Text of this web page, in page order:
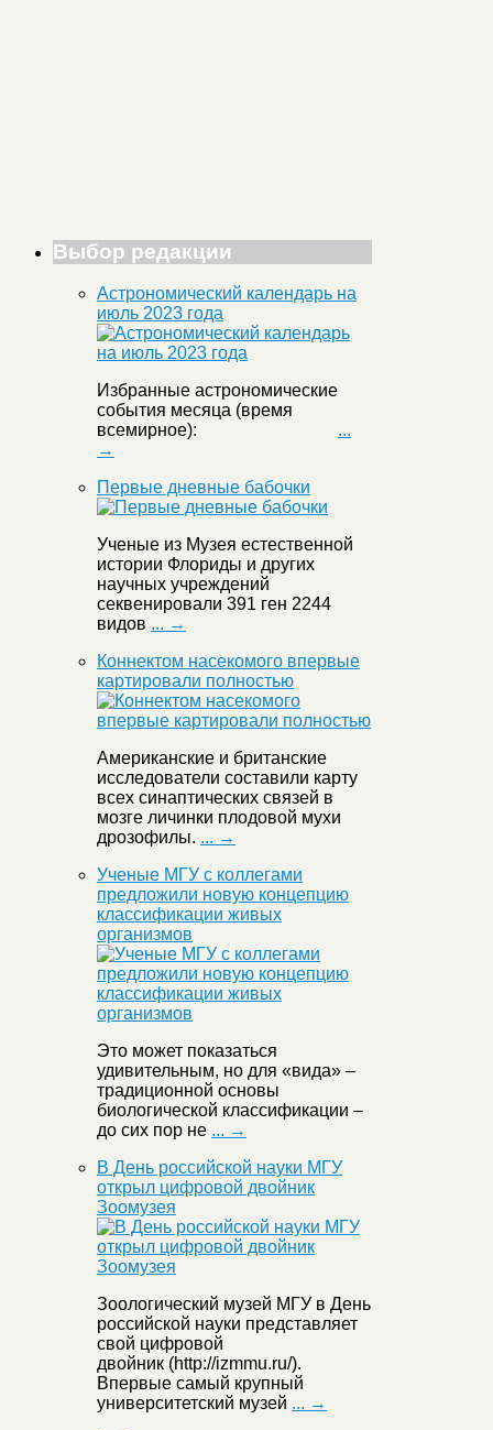
Выбор редакции
Астрономический календарь на
июль 2023 года
Избранные астрономические
события месяца (время
всемирное): ...
→
Первые дневные бабочки
Ученые из Музея естественной
истории Флориды и других
научных учреждений
секвенировали 391 ген 2244
видов ... →
Коннектом насекомого впервые
картировали полностью
Американские и британские
исследователи составили карту
всех синаптических связей в
мозге личинки плодовой мухи
дрозофилы. ... →
Ученые МГУ с коллегами
предложили новую концепцию
классификации живых
организмов
Это может показаться
удивительным, но для «вида» –
традиционной основы
биологической классификации –
до сих пор не ... →
В День российской науки МГУ
открыл цифровой двойник
Зоомузея
Зоологический музей МГУ в День
российской науки представляет
свой цифровой
двойник (http://izmmu.ru/).
Впервые самый крупный
университетский музей ... →